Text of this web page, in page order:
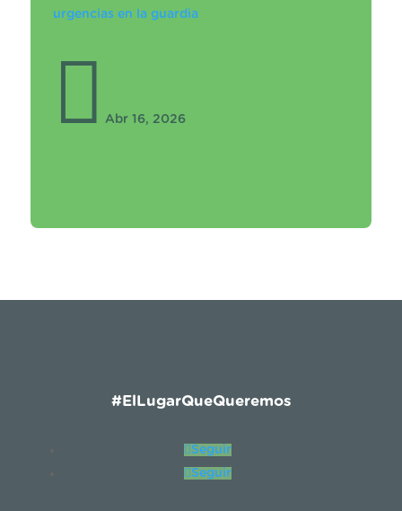
urgencias en la guardia
 Abr 16, 2026
#ElLugarQueQueremos
Seguir
Seguir